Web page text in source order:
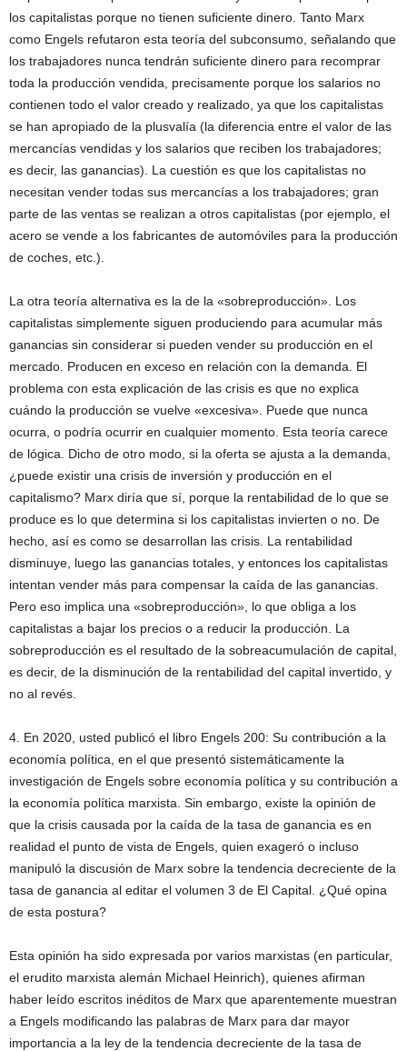
los capitalistas porque no tienen suficiente dinero. Tanto Marx
como Engels refutaron esta teoría del subconsumo, señalando que
los trabajadores nunca tendrán suficiente dinero para recomprar
toda la producción vendida, precisamente porque los salarios no
contienen todo el valor creado y realizado, ya que los capitalistas
se han apropiado de la plusvalía (la diferencia entre el valor de las
mercancías vendidas y los salarios que reciben los trabajadores;
es decir, las ganancias). La cuestión es que los capitalistas no
necesitan vender todas sus mercancías a los trabajadores; gran
parte de las ventas se realizan a otros capitalistas (por ejemplo, el
acero se vende a los fabricantes de automóviles para la producción
de coches, etc.).
La otra teoría alternativa es la de la «sobreproducción». Los
capitalistas simplemente siguen produciendo para acumular más
ganancias sin considerar si pueden vender su producción en el
mercado. Producen en exceso en relación con la demanda. El
problema con esta explicación de las crisis es que no explica
cuándo la producción se vuelve «excesiva». Puede que nunca
ocurra, o podría ocurrir en cualquier momento. Esta teoría carece
de lógica. Dicho de otro modo, si la oferta se ajusta a la demanda,
¿puede existir una crisis de inversión y producción en el
capitalismo? Marx diría que sí, porque la rentabilidad de lo que se
produce es lo que determina si los capitalistas invierten o no. De
hecho, así es como se desarrollan las crisis. La rentabilidad
disminuye, luego las ganancias totales, y entonces los capitalistas
intentan vender más para compensar la caída de las ganancias.
Pero eso implica una «sobreproducción», lo que obliga a los
capitalistas a bajar los precios o a reducir la producción. La
sobreproducción es el resultado de la sobreacumulación de capital,
es decir, de la disminución de la rentabilidad del capital invertido, y
no al revés.
4. En 2020, usted publicó el libro Engels 200: Su contribución a la
economía política, en el que presentó sistemáticamente la
investigación de Engels sobre economía política y su contribución a
la economía política marxista. Sin embargo, existe la opinión de
que la crisis causada por la caída de la tasa de ganancia es en
realidad el punto de vista de Engels, quien exageró o incluso
manipuló la discusión de Marx sobre la tendencia decreciente de la
tasa de ganancia al editar el volumen 3 de El Capital. ¿Qué opina
de esta postura?
Esta opinión ha sido expresada por varios marxistas (en particular,
el erudito marxista alemán Michael Heinrich), quienes afirman
haber leído escritos inéditos de Marx que aparentemente muestran
a Engels modificando las palabras de Marx para dar mayor
importancia a la ley de la tendencia decreciente de la tasa de